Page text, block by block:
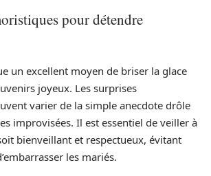
pour détendre
un excellent moyen de briser la glace
joyeux. Les surprises
varier de la simple anecdote drôle
improvisées. Il est essentiel de veiller à
bienveillant et respectueux, évitant
les mariés.